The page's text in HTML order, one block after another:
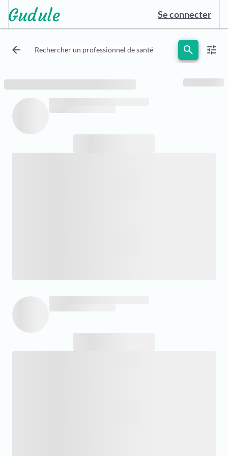
Se connecter
arrow_back Rechercher un professionnel de santé search tune